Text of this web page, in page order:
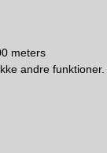
200 timers
op til 1000
meters
andre funktioner.